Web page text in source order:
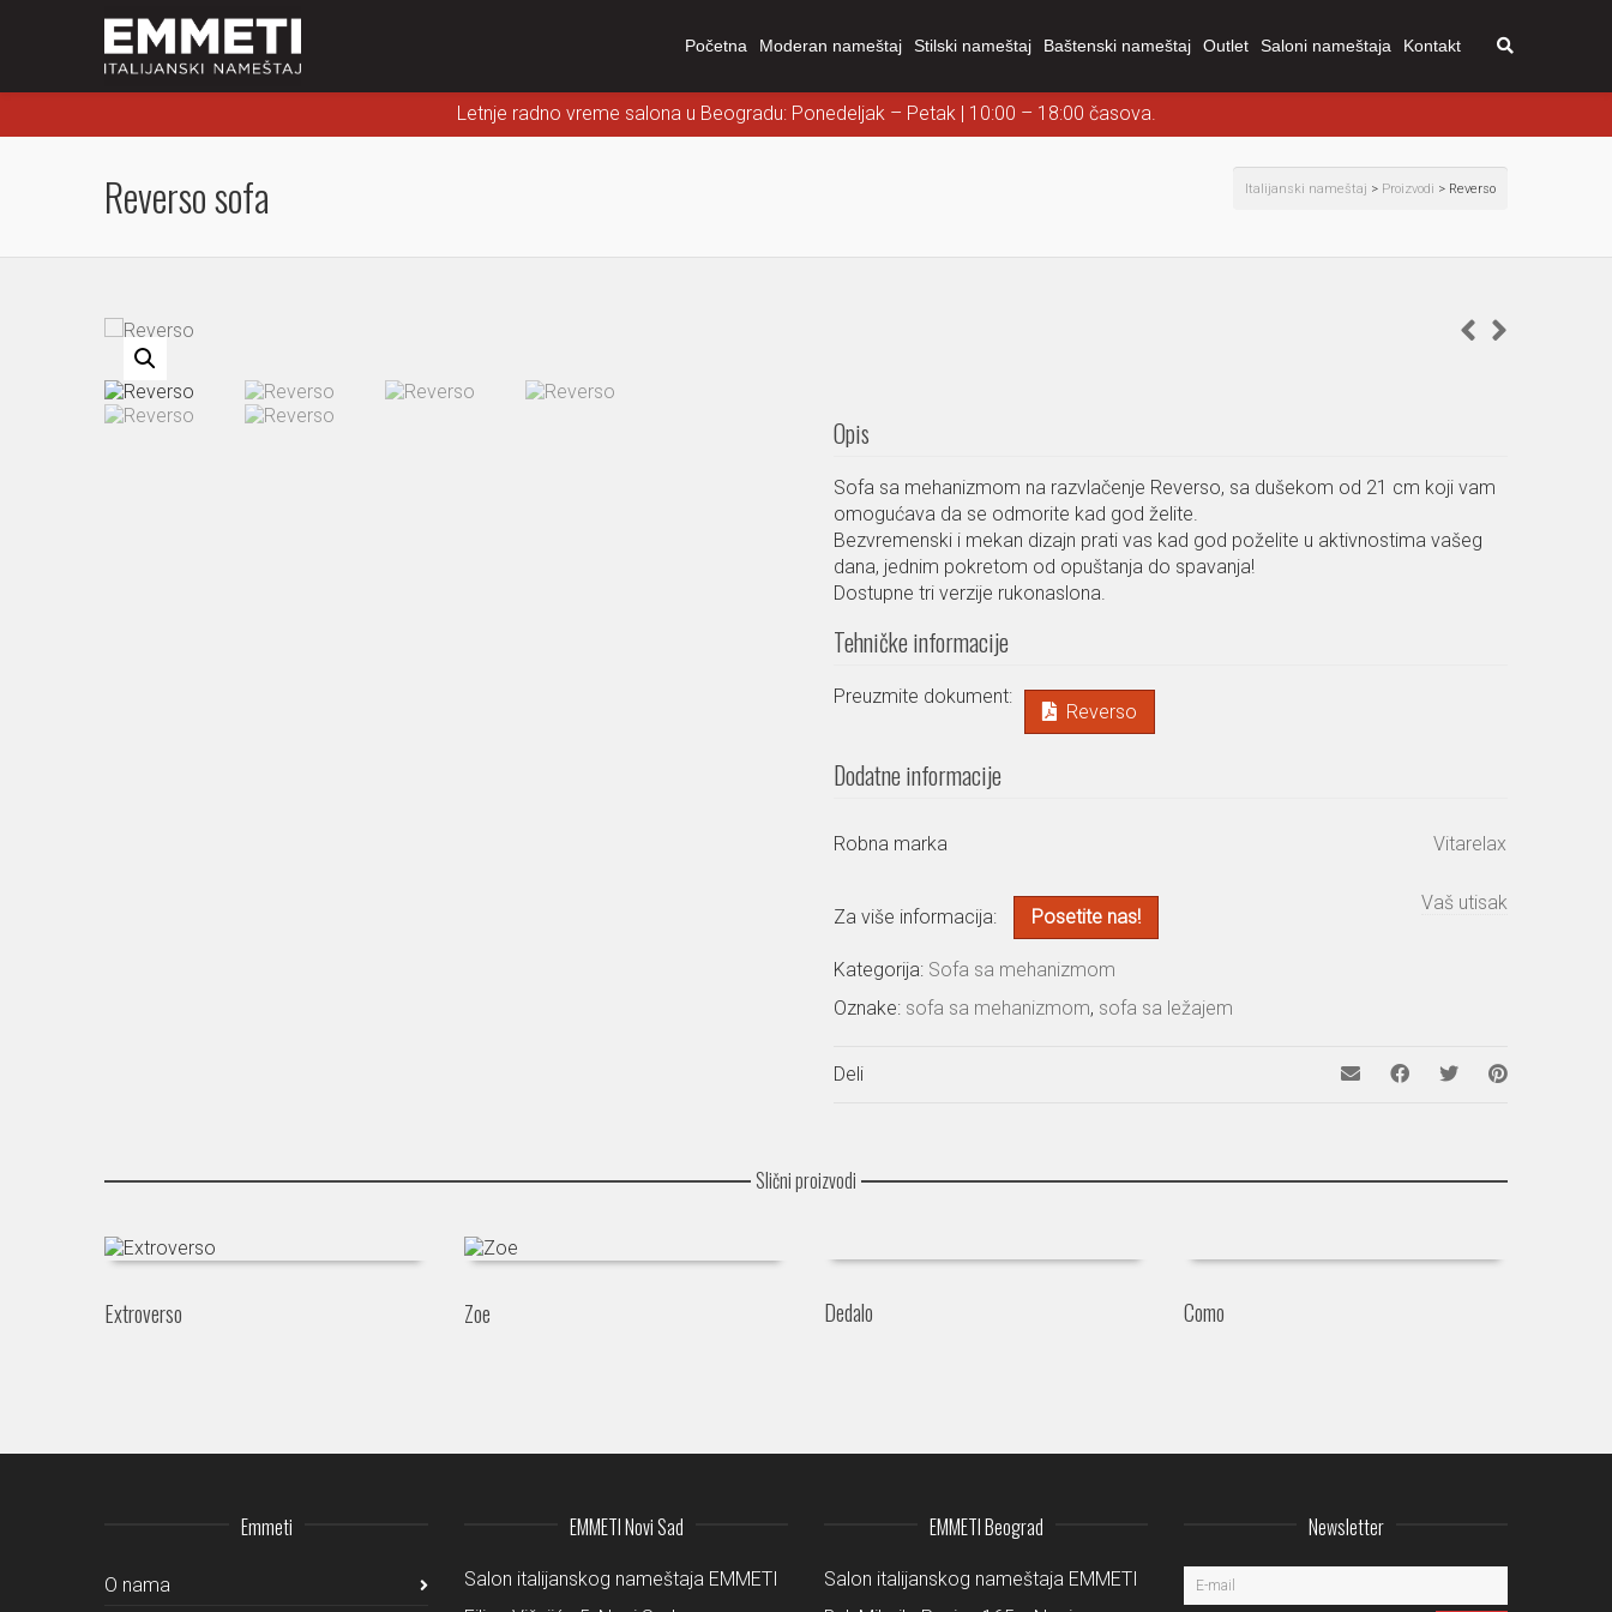
Početna Moderan nameštaj Stilski nameštaj Baštenski nameštaj Outlet Saloni nameštaja Kontakt
Letnje radno vreme salona u Beogradu: Ponedeljak – Petak | 10:00 – 18:00 časova.
Reverso sofa Italijanski nameštaj > Proizvodi > Reverso
Opis
Sofa sa mehanizmom na razvlačenje Reverso, sa dušekom od 21 cm koji vam
omogućava da se odmorite kad god želite.
Bezvremenski i mekan dizajn prati vas kad god poželite u aktivnostima vašeg
dana, jednim pokretom od opuštanja do spavanja!
Dostupne tri verzije rukonaslona.
Tehničke informacije
Preuzmite dokument:
Reverso
Dodatne informacije
Robna marka Vitarelax
Za više informacija: Posetite nas!
Vaš utisak
Kategorija: Sofa sa mehanizmom
Oznake: sofa sa mehanizmom, sofa sa ležajem
Deli
Slični proizvodi
Extroverso Zoe Dedalo Como
Emmeti
O nama
EMMETI Novi Sad
Salon italijanskog nameštaja EMMETI
EMMETI Beograd
Salon italijanskog nameštaja EMMETI
Newsletter